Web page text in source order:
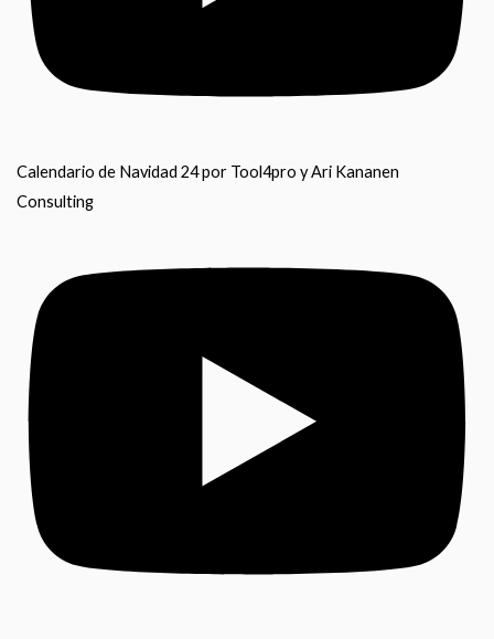
Calendario de Navidad 24 por Tool4pro y Ari Kananen
Consulting